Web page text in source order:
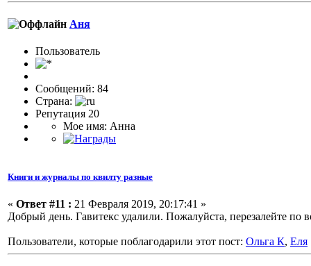
Аня
Пользовaтeль
Сообщений: 84
Страна:
Репутация 20
Мое имя: Анна
Книги и журналы по квилту разные
« Ответ #11 : 21 Февраля 2019, 20:17:41 »
Добрый день. Гавитекс удалили. Пожалуйста, перезалейте
Пользователи, которые поблагодарили этот пост: Ольга К, Еля